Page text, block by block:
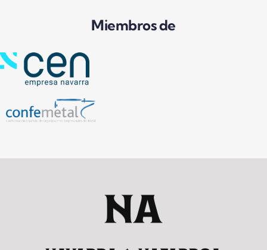
Miembros de